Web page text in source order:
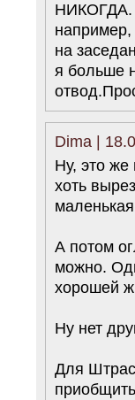
НИКОГДА.
например,
на
я больше
Dima |
Ну, это же
хоть
А потом
можно.
хорошей
Ну нет
Для